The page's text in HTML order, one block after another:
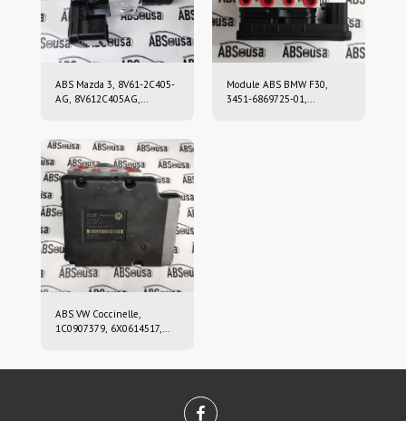
ABS Mazda 3, 8V61-2C405-
AG, 8V612C405AG,
10096101153
Module ABS BMW F30,
3451-6869725-01,
ABS VW Coccinelle,
1C0907379, 6X0614517,
10020402224